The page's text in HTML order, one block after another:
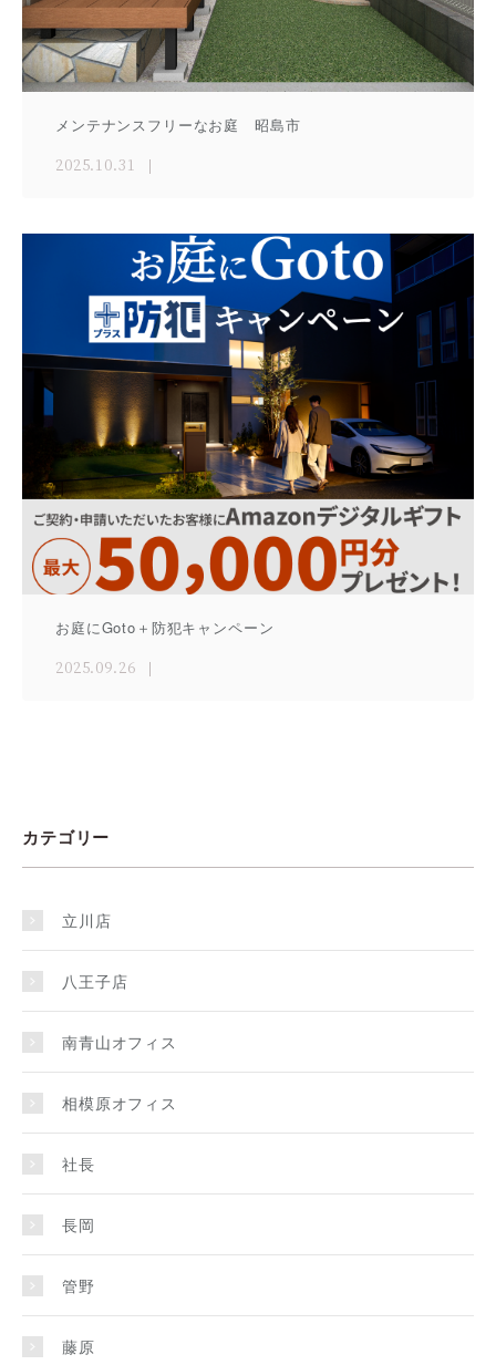
メンテナンスフリーなお庭 昭島市
2025.10.31
お庭にGoto＋防犯キャンペーン
2025.09.26
カテゴリー
立川店
八王子店
南青山オフィス
相模原オフィス
社長
長岡
管野
藤原